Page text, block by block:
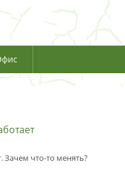
Зачем что-то менять?